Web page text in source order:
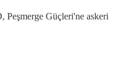
Peşmerge Güçleri'ne askeri